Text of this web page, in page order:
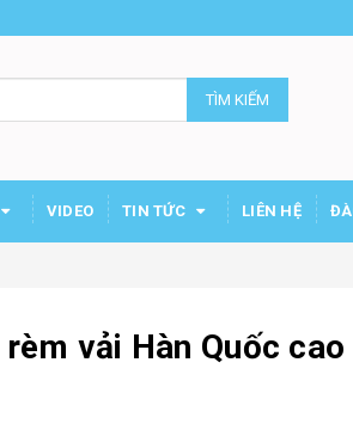
TÌM KIẾM
VIDEO TIN TỨC LIÊN HỆ
vải Hàn Quốc cao